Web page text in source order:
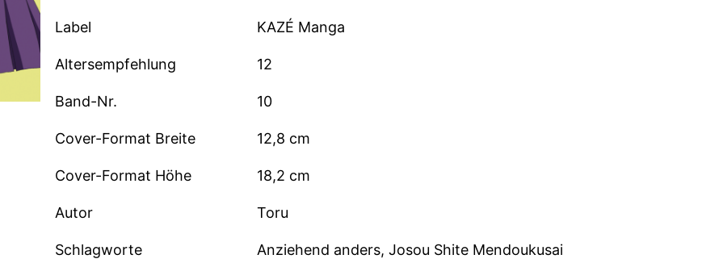
Label KAZÉ Manga
Altersempfehlung 12
Band-Nr. 10
Cover-Format Breite 12,8 cm
Cover-Format Höhe 18,2 cm
Autor Toru
Schlagworte
Anziehend anders, Josou Shite Mendoukusai